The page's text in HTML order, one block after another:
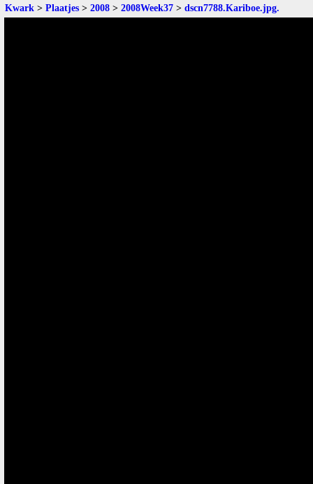
Kwark > Plaatjes > 2008 > 2008Week37 > dscn7788.Kariboe.jpg.